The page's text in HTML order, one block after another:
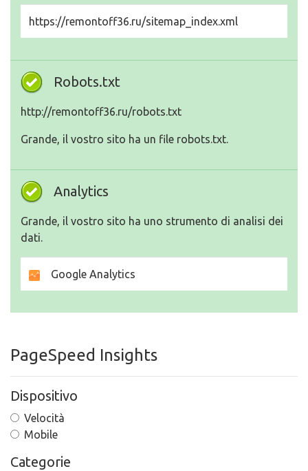
https://remontoff36.ru/sitemap_index.xml
Robots.txt
http://remontoff36.ru/robots.txt
Grande, il vostro sito ha un file robots.txt.
Analytics
Grande, il vostro sito ha uno strumento di analisi dei
dati.
Google Analytics
PageSpeed Insights
Dispositivo
Velocità
Mobile
Categorie